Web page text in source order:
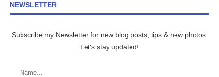
NEWSLETTER
Subscribe my Newsletter for new blog posts, tips & new photos.
Let's stay updated!